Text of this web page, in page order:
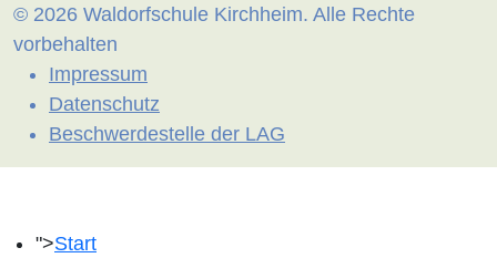
© 2026 Waldorfschule Kirchheim. Alle Rechte
vorbehalten
Impressum
Datenschutz
Beschwerdestelle der LAG
">Start